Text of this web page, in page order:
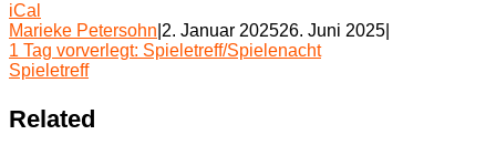
iCal
Marieke Petersohn 2. Januar 202526. Juni 2025
Beitragsnavigation
1 Tag vorverlegt: Spieletreff/Spielenacht
Spieletreff
Related